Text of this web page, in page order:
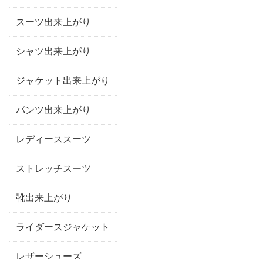
スーツ出来上がり
シャツ出来上がり
ジャケット出来上がり
パンツ出来上がり
レディーススーツ
ストレッチスーツ
靴出来上がり
ライダースジャケット
レザーシューズ